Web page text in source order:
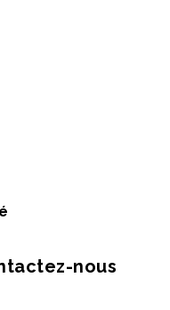
nous